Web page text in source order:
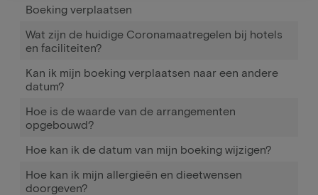
Boeking verplaatsen
Wat zijn de huidige Coronamaatregelen bij hotels
en faciliteiten?
Kan ik mijn boeking verplaatsen naar een andere
datum?
Hoe is de waarde van de arrangementen
opgebouwd?
Hoe kan ik de datum van mijn boeking wijzigen?
Hoe kan ik mijn allergieën en dieetwensen
doorgeven?